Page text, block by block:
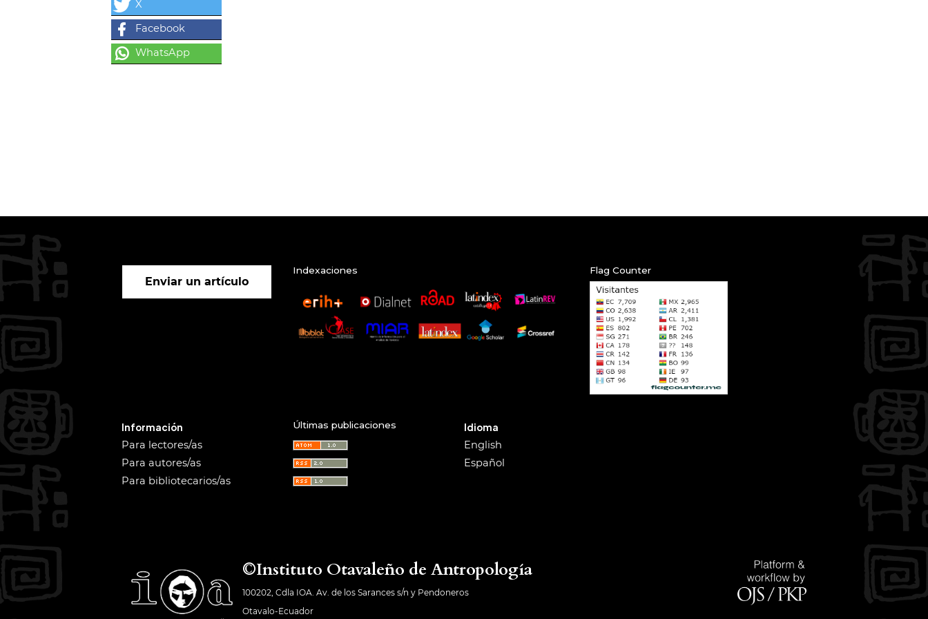
Enviar un artículo
Indexaciones Flag Counter
Información
Para lectores/as
Para autores/as
Para bibliotecarios/as
Últimas publicaciones Idioma
English
Español
©Instituto Otavaleño de Antropología
100202, Cdla IOA. Av. de los Sarances s/n y Pendoneros
Otavalo-Ecuador